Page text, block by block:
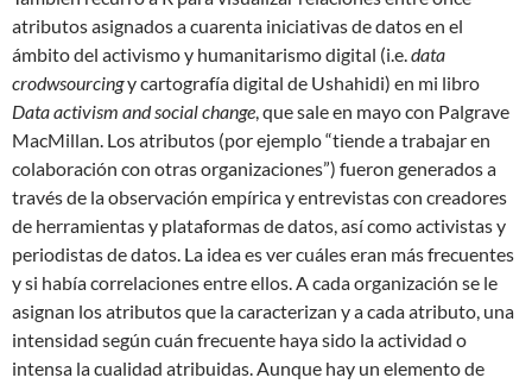
atributos asignados a cuarenta iniciativas de datos en el
ámbito del activismo y humanitarismo digital (i.e.data
crodwsourcingy cartografía digital de Ushahidi) en mi libro
Data activism and social change, que sale en mayo con Palgrave
MacMillan. Los atributos (por ejemplo “tiende a trabajar en
colaboración con otras organizaciones”) fueron generados a
través de la observación empírica y entrevistas con creadores
de herramientas y plataformas de datos, así como activistas y
periodistas de datos. La idea es ver cuáles eran más frecuentes
y si había correlaciones entre ellos. A cada organización se le
asignan los atributos que la caracterizan y a cada atributo, una
intensidad según cuán frecuente haya sido la actividad o
intensa la cualidad atribuidas. Aunque hay un elemento de